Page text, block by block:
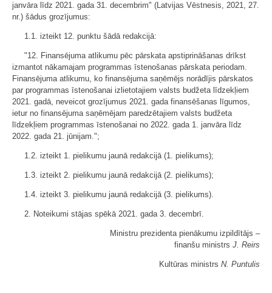
janvāra līdz 2021. gada 31. decembrim" (Latvijas Vēstnesis, 2021, 27.
nr.) šādus grozījumus:
1.1. izteikt 12. punktu šādā redakcijā:
"12. Finansējuma atlikumu pēc pārskata apstiprināšanas drīkst
izmantot nākamajam programmas īstenošanas pārskata periodam.
Finansējuma atlikumu, ko finansējuma saņēmējs norādījis pārskatos
par programmas īstenošanai izlietotajiem valsts budžeta līdzekļiem
2021. gadā, neveicot grozījumus 2021. gada finansēšanas līgumos,
ietur no finansējuma saņēmējam paredzētajiem valsts budžeta
līdzekļiem programmas īstenošanai no 2022. gada 1. janvāra līdz
2022. gada 21. jūnijam.";
1.2. izteikt 1. pielikumu jaunā redakcijā (1. pielikums);
1.3. izteikt 2. pielikumu jaunā redakcijā (2. pielikums);
1.4. izteikt 3. pielikumu jaunā redakcijā (3. pielikums).
2. Noteikumi stājas spēkā 2021. gada 3. decembrī.
Ministru prezidenta pienākumu izpildītājs ‒
finanšu ministrs J. Reirs
Kultūras ministrs N. Puntulis